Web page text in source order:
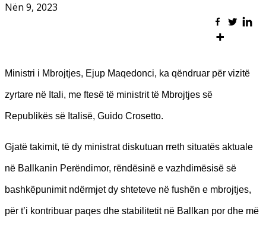
Nën 9, 2023
Ministri i Mbrojtjes, Ejup Maqedonci, ka qëndruar për vizitë
zyrtare në Itali, me ftesë të ministrit të Mbrojtjes së
Republikës së Italisë, Guido Crosetto.
Gjatë takimit, të dy ministrat diskutuan rreth situatës aktuale
në Ballkanin Perëndimor, rëndësinë e vazhdimësisë së
bashkëpunimit ndërmjet dy shteteve në fushën e mbrojtjes,
për t’i kontribuar paqes dhe stabilitetit në Ballkan por dhe më